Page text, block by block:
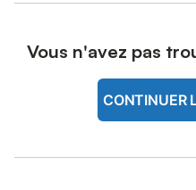
Vous n'avez pas
CONTINUER